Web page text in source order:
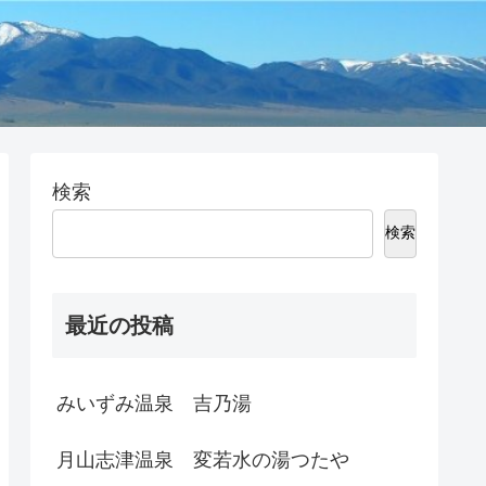
検索
検索
最近の投稿
みいずみ温泉 吉乃湯
月山志津温泉 変若水の湯つたや